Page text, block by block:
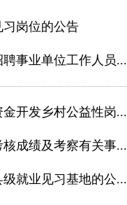
习岗位的公告
事业单位工作人员...
开发乡村公益性岗...
成绩及考察有关事...
就业见习基地的公...